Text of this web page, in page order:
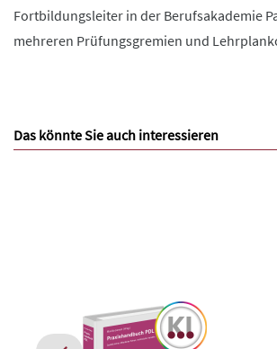
Fortbildungsleiter in der Berufsakademie
mehreren Prüfungsgremien und
Das könnte Sie auch interessieren